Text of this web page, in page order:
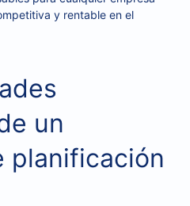
y rentable en el
un
planificación